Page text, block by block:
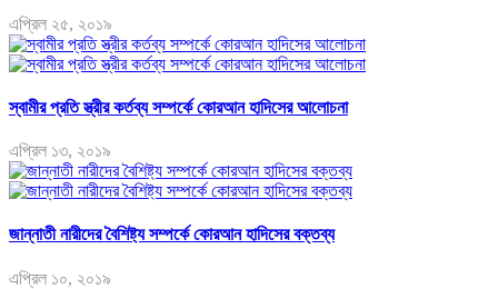
এপ্রিল ২৫, ২০১৯
স্বামীর প্রতি স্ত্রীর কর্তব্য সম্পর্কে কোরআন হাদিসের আলোচনা
এপ্রিল ১৩, ২০১৯
জান্নাতী নারীদের বৈশিষ্ট্য সম্পর্কে কোরআন হাদিসের বক্তব্য
এপ্রিল ১০, ২০১৯